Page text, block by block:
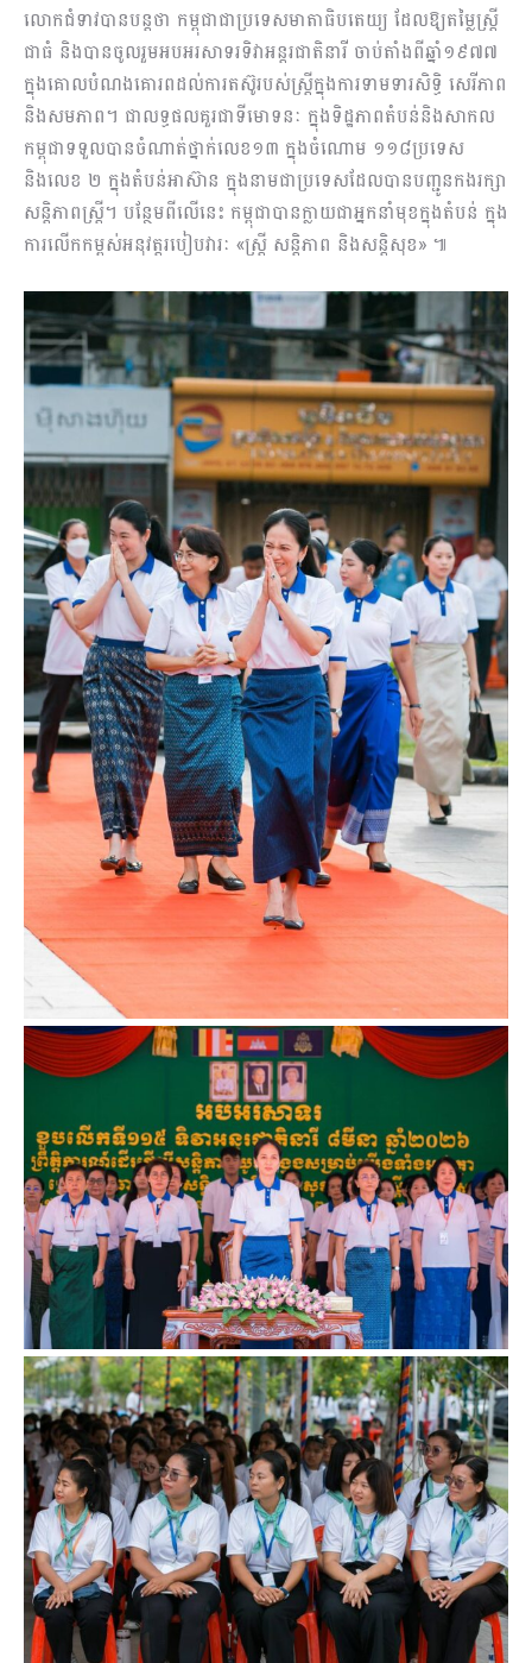
លោកជំទាវបានបន្តថា កម្ពុជាជាប្រទេសមាតាធិបតេយ្យ ដែលឱ្យតម្លៃស្ត្រី
ជាធំ និងបានចូលរួមអបអរសាទរទិវាអន្តរជាតិនារី ចាប់តាំងពីឆ្នាំ១៩៧៧
ក្នុងគោលបំណងគោរពដល់ការតស៊ូរបស់ស្ត្រីក្នុងការទាមទារសិទ្ធិ សេរីភាព
និងសមភាព។ ជាលទ្ធផលគួរជាទីមោទនៈ ក្នុងទិដ្ឋភាពតំបន់និងសាកល
កម្ពុជាទទួលបានចំណាត់ថ្នាក់លេខ១៣ ក្នុងចំណោម ១១៨ប្រទេស
និងលេខ ២ ក្នុងតំបន់អាស៊ាន ក្នុងនាមជាប្រទេសដែលបានបញ្ជូនកងរក្សា
សន្តិភាពស្ត្រី។ បន្ថែមពីលើនេះ កម្ពុជាបានក្លាយជាអ្នកនាំមុខក្នុងតំបន់ ក្នុង
ការលើកកម្ពស់អនុវត្តរបៀបវារៈ «ស្ត្រី សន្តិភាព និងសន្តិសុខ» ៕